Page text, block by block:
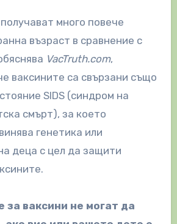
много повече
възраст в сравнение с
VacTruth.com,
ваксините са свързани също
SIDS (синдром на
смърт), за което
генетика или
деца с цел да защити
за ваксини не могат да